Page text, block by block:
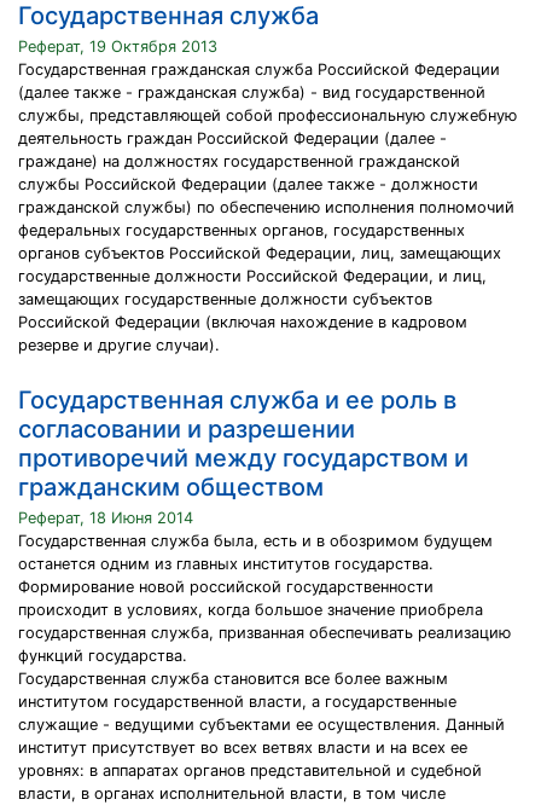
Государственная служба
Реферат, 19 Октября 2013
Государственная гражданская служба Российской Федерации
(далее также - гражданская служба) - вид государственной
службы, представляющей собой профессиональную служебную
деятельность граждан Российской Федерации (далее -
граждане) на должностях государственной гражданской
службы Российской Федерации (далее также - должности
гражданской службы) по обеспечению исполнения полномочий
федеральных государственных органов, государственных
органов субъектов Российской Федерации, лиц, замещающих
государственные должности Российской Федерации, и лиц,
замещающих государственные должности субъектов
Российской Федерации (включая нахождение в кадровом
резерве и другие случаи).
Государственная служба и ее роль в
согласовании и разрешении
противоречий между государством и
гражданским обществом
Реферат, 18 Июня 2014
Государственная служба была, есть и в обозримом будущем
останется одним из главных институтов государства.
Формирование новой российской государственности
происходит в условиях, когда большое значение приобрела
государственная служба, призванная обеспечивать реализацию
функций государства.
Государственная служба становится все более важным
институтом государственной власти, а государственные
служащие - ведущими субъектами ее осуществления. Данный
институт присутствует во всех ветвях власти и на всех ее
уровнях: в аппаратах органов представительной и судебной
власти, в органах исполнительной власти, в том числе